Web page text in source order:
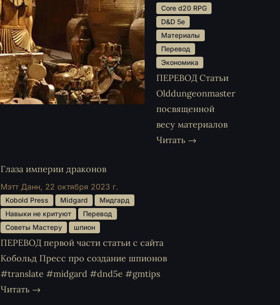
Core d20 RPG
D&D 5e
Материалы
Перевод
Экономика
ПЕРЕВОД Статьи
Olddungeonmaster
посвященной
весу материалов
Читать →
Глаза империи драконов
Мэтт Данн, 22 октября 2023 г.
Kobold Press Midgard
Мидгард
Навыки не критуют
Перевод
Советы Мастеру
шпион
ПЕРЕВОД первой части статьи с сайта
Кобольд Пресс про создание шпионов
#translate #midgard #dnd5e #gmtips
Читать →